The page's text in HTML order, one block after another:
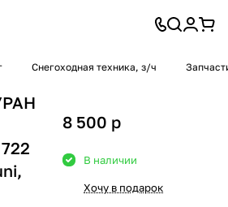
Снегоходная техника, з/ч
8 500 p
В наличии
Хочу в подарок